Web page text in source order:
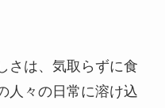
さは、気取らずに食
人々の日常に溶け込